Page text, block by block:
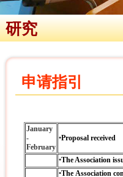
研究
申请指引
January
-
February
•Proposal received
•The Association
•The Association